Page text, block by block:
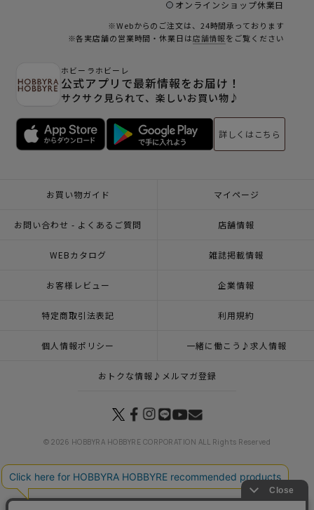
オンラインショップ休業日
※Webからのご注文は、24時間承っております
※各実店舗の営業時間・休業日は店舗情報をご覧ください
ホビーラホビーレ
公式アプリで最新情報をお届け！
サクサク見られて、楽しいお買い物♪
詳しくはこちら
お買い物ガイド マイページ
お問い合わせ - よくあるご質問 店舗情報
WEBカタログ 雑誌掲載情報
お客様レビュー 企業情報
特定商取引法表記 利用規約
個人情報ポリシー 一緒に働こう♪求人情報
おトクな情報♪メルマガ登録
© 2026 HOBBYRA HOBBYRE CORPORATION ALL Rights Reserved